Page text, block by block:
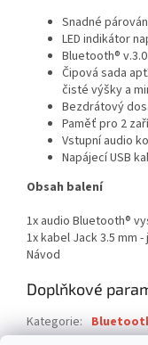
Snadné
LED indikátor
Bluetooth® v.3.0
Čipová sada
čisté výšky a
Bezdrátový
Paměť pro 2
Vstupní audio
Napájecí USB
Obsah balení
1x audio Bluetooth®
1x kabel Jack 3.5 mm -
Návod
Doplňkové
Kategorie: